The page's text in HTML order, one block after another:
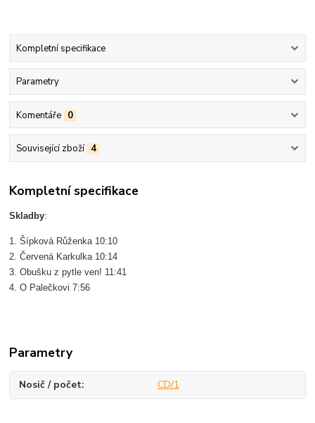
Kompletní specifikace
Parametry
Komentáře 0
Související zboží 4
Kompletní specifikace
Skladby:
1. Šípková Růženka 10:10
2. Červená Karkulka 10:14
3. Obušku z pytle ven! 11:41
4. O Palečkovi 7:56
Parametry
Nosič / počet CD/1